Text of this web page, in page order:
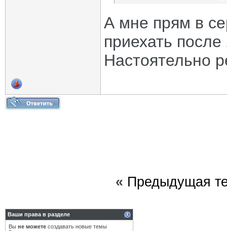
А мне прям в
приехать
Настоятельно
« Предыдущая
Ваши права в разделе
Вы не можете создавать новые темы